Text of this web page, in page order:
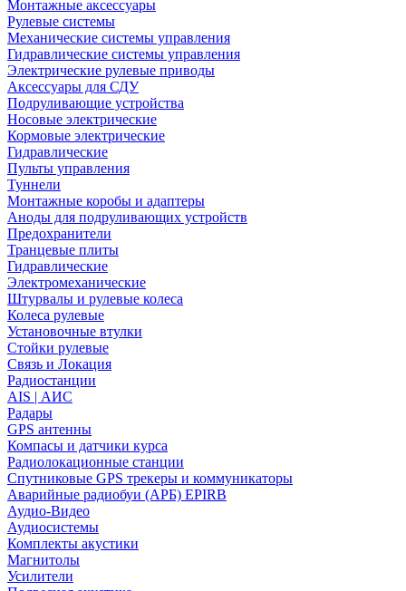
Монтажные аксессуары
Рулевые системы
Механические системы управления
Гидравлические системы управления
Электрические рулевые приводы
Аксессуары для СДУ
Подруливающие устройства
Носовые электрические
Кормовые электрические
Гидравлические
Пульты управления
Туннели
Монтажные коробы и адаптеры
Аноды для подруливающих устройств
Предохранители
Транцевые плиты
Гидравлические
Электромеханические
Штурвалы и рулевые колеса
Колеса рулевые
Установочные втулки
Стойки рулевые
Связь и Локация
Радиостанции
AIS | АИС
Радары
GPS антенны
Компасы и датчики курса
Радиолокационные станции
Спутниковые GPS трекеры и коммуникаторы
Аварийные радиобуи (АРБ) EPIRB
Аудио-Видео
Аудиосистемы
Комплекты акустики
Магнитолы
Усилители